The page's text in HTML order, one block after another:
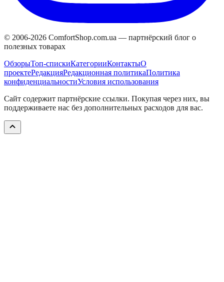
© 2006-2026 ComfortShop.com.ua — партнёрский блог о
полезных товарах
ОбзорыТоп-спискиКатегорииКонтактыО
проектеРедакцияРедакционная политикаПолитика
конфиденциальностиУсловия использования
Сайт содержит партнёрские ссылки. Покупая через них, вы
поддерживаете нас без дополнительных расходов для вас.